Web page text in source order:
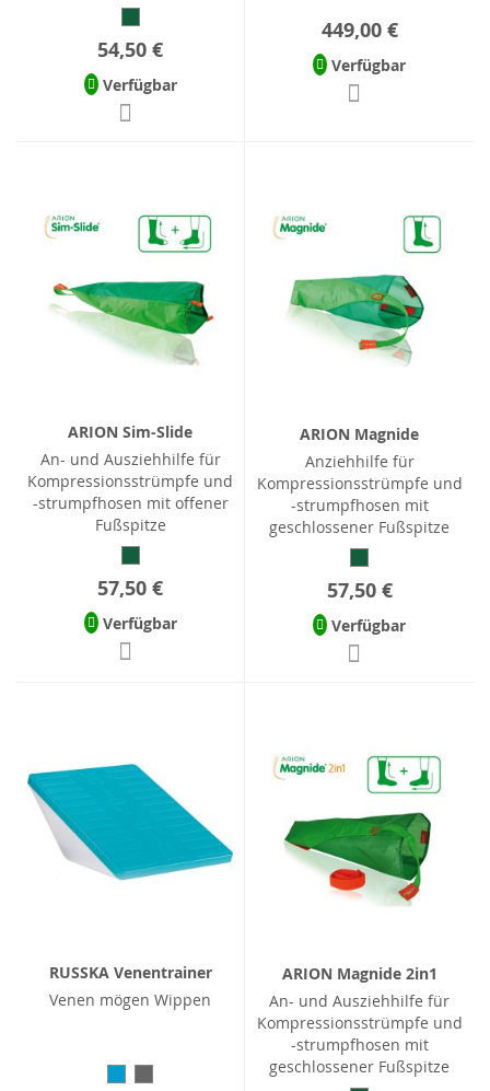
54,50 €
Verfügbar
449,00 €
Verfügbar
ARION Sim-Slide
An- und Ausziehhilfe für
Kompressionsstrümpfe und
-strumpfhosen mit offener
Fußspitze
57,50 €
Verfügbar
ARION Magnide
Anziehhilfe für
Kompressionsstrümpfe und
-strumpfhosen mit
geschlossener Fußspitze
57,50 €
Verfügbar
RUSSKA Venentrainer
Venen mögen Wippen
ARION Magnide 2in1
An- und Ausziehhilfe für
Kompressionsstrümpfe und
-strumpfhosen mit
geschlossener Fußspitze